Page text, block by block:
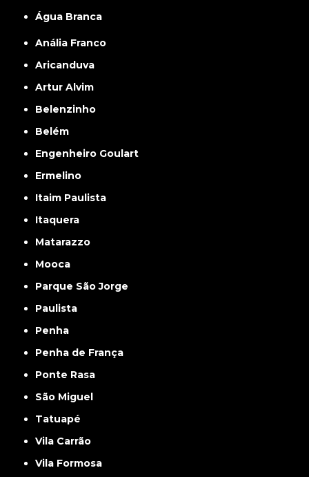
Água Branca
Anália Franco
Aricanduva
Artur Alvim
Belenzinho
Belém
Engenheiro Goulart
Ermelino
Itaim Paulista
Itaquera
Matarazzo
Mooca
Parque São Jorge
Paulista
Penha
Penha de França
Ponte Rasa
São Miguel
Tatuapé
Vila Carrão
Vila Formosa